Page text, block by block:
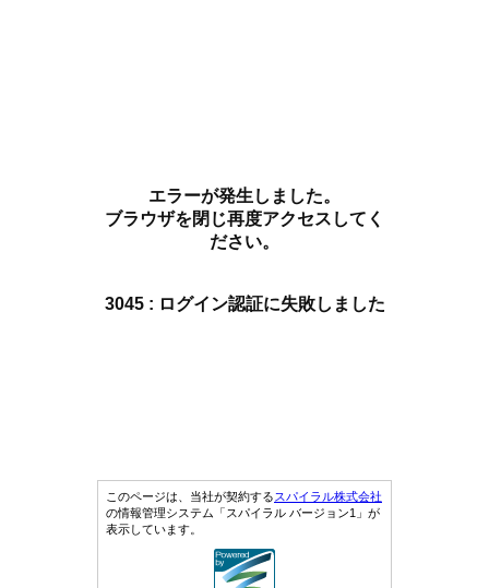
エラーが発生しました。
ブラウザを閉じ再度アクセスしてく
ださい。
3045 : ログイン認証に失敗しました
このページは、当社が契約するスパイラル株式会社
の情報管理システム「スパイラル バージョン1」が
表示しています。